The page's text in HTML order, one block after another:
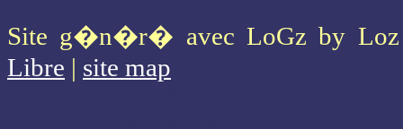
Site g�n�r� avec LoGz by
Libre | site map